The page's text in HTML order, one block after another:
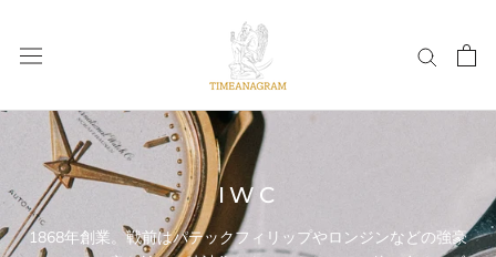
content
IWC
1868年創業。戦前はパテックフィリップやロンジンなどの強豪